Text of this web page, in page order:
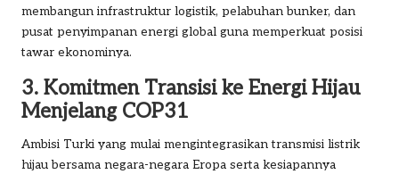
membangun infrastruktur logistik, pelabuhan bunker, dan
pusat penyimpanan energi global guna memperkuat posisi
tawar ekonominya.
3. Komitmen Transisi ke Energi Hijau
Menjelang COP31
Ambisi Turki yang mulai mengintegrasikan transmisi listrik
hijau bersama negara-negara Eropa serta kesiapannya